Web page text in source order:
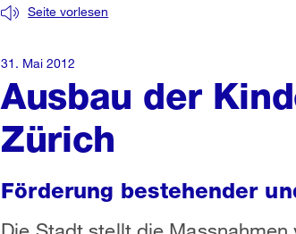
Ausbau der
Zürich
Seite vorlesen
Förderung bestehender
31. Mai 2012